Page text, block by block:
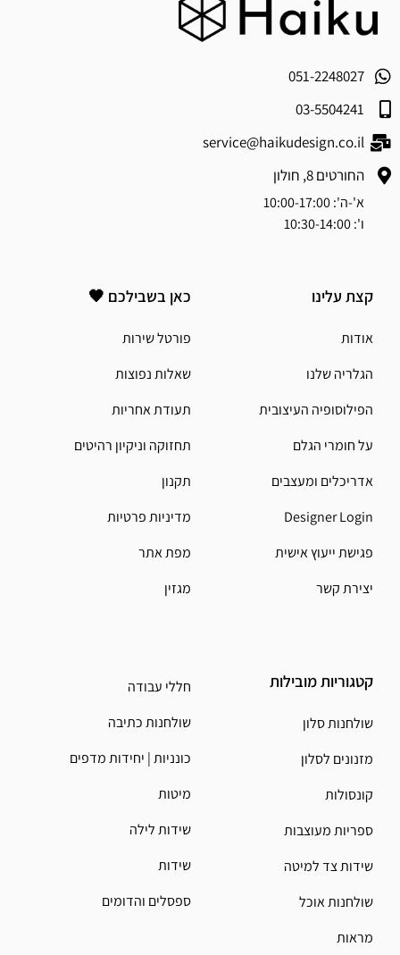
051-2248027
03-5504241
service@haikudesign.co.il
החורטים 8, חולון
א'-ה': 10:00-17:00
ו': 10:30-14:00
קצת עלינו
אודות
הגלריה שלנו
הפילוסופיה העיצובית
על חומרי הגלם
אדריכלים ומעצבים
Designer Login
פגישת ייעוץ אישית
יצירת קשר
קטגוריות מובילות
שולחנות סלון
מזנונים לסלון
קונסולות
ספריות מעוצבות
שידות צד למיטה
שולחנות אוכל
מראות
כאן בשבילכם 🖤
פורטל שירות
שאלות נפוצות
תעודת אחריות
תחזוקה וניקיון רהיטים
תקנון
מדיניות פרטיות
מפת אתר
מגזין
חללי עבודה
שולחנות כתיבה
כונניות | יחידות מדפים
מיטות
שידות לילה
שידות
ספסלים והדומים